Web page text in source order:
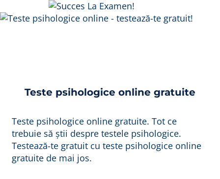
to
Teste psihologice online gratuite
Teste psihologice online gratuite. Tot ce
trebuie să știi despre testele psihologice.
Testează-te gratuit cu teste psihologice online
gratuite de mai jos.